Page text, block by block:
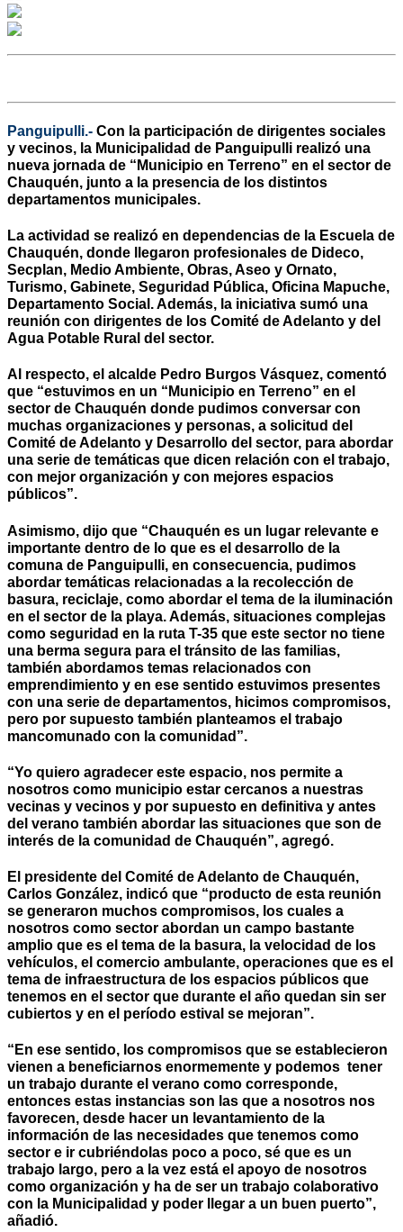
Panguipulli.- Con la participación de dirigentes sociales
y vecinos, la Municipalidad de Panguipulli realizó una
nueva jornada de “Municipio en Terreno” en el sector de
Chauquén, junto a la presencia de los distintos
departamentos municipales.
La actividad se realizó en dependencias de la Escuela de
Chauquén, donde llegaron profesionales de Dideco,
Secplan, Medio Ambiente, Obras, Aseo y Ornato,
Turismo, Gabinete, Seguridad Pública, Oficina Mapuche,
Departamento Social. Además, la iniciativa sumó una
reunión con dirigentes de los Comité de Adelanto y del
Agua Potable Rural del sector.
Al respecto, el alcalde Pedro Burgos Vásquez, comentó
que “estuvimos en un “Municipio en Terreno” en el
sector de Chauquén donde pudimos conversar con
muchas organizaciones y personas, a solicitud del
Comité de Adelanto y Desarrollo del sector, para abordar
una serie de temáticas que dicen relación con el trabajo,
con mejor organización y con mejores espacios
públicos”.
Asimismo, dijo que “Chauquén es un lugar relevante e
importante dentro de lo que es el desarrollo de la
comuna de Panguipulli, en consecuencia, pudimos
abordar temáticas relacionadas a la recolección de
basura, reciclaje, como abordar el tema de la iluminación
en el sector de la playa. Además, situaciones complejas
como seguridad en la ruta T-35 que este sector no tiene
una berma segura para el tránsito de las familias,
también abordamos temas relacionados con
emprendimiento y en ese sentido estuvimos presentes
con una serie de departamentos, hicimos compromisos,
pero por supuesto también planteamos el trabajo
mancomunado con la comunidad”.
“Yo quiero agradecer este espacio, nos permite a
nosotros como municipio estar cercanos a nuestras
vecinas y vecinos y por supuesto en definitiva y antes
del verano también abordar las situaciones que son de
interés de la comunidad de Chauquén”, agregó.
El presidente del Comité de Adelanto de Chauquén,
Carlos González, indicó que “producto de esta reunión
se generaron muchos compromisos, los cuales a
nosotros como sector abordan un campo bastante
amplio que es el tema de la basura, la velocidad de los
vehículos, el comercio ambulante, operaciones que es el
tema de infraestructura de los espacios públicos que
tenemos en el sector que durante el año quedan sin ser
cubiertos y en el período estival se mejoran”.
“En ese sentido, los compromisos que se establecieron
vienen a beneficiarnos enormemente y podemos tener
un trabajo durante el verano como corresponde,
entonces estas instancias son las que a nosotros nos
favorecen, desde hacer un levantamiento de la
información de las necesidades que tenemos como
sector e ir cubriéndolas poco a poco, sé que es un
trabajo largo, pero a la vez está el apoyo de nosotros
como organización y ha de ser un trabajo colaborativo
con la Municipalidad y poder llegar a un buen puerto”,
añadió.